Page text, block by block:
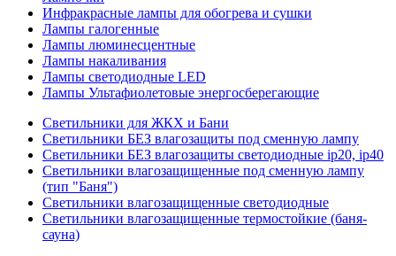
Инфракрасные лампы для обогрева и сушки
Лампы галогенные
Лампы люминесцентные
Лампы накаливания
Лампы светодиодные LED
Лампы Ультафиолетовые энергосберегающие
Светильники для ЖКХ и Бани
Светильники БЕЗ влагозащиты под сменную лампу
Светильники БЕЗ влагозащиты светодиодные ip20, ip40
Светильники влагозащищенные под сменную лампу
(тип "Баня")
Светильники влагозащищенные светодиодные
Светильники влагозащищенные термостойкие (баня-
сауна)